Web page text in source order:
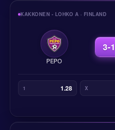
KAKKONEN - LOHKO A · FINLAND
PEPO
3-1
1 1.28 X